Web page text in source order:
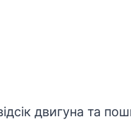
двигуна та